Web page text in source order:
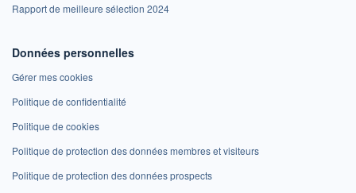
Rapport de meilleure sélection 2024
Données personnelles
Gérer mes cookies
Politique de confidentialité
Politique de cookies
Politique de protection des données membres et visiteurs
Politique de protection des données prospects